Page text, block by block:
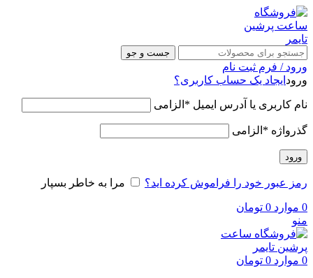
جست و جو
ورود / فرم ثبت نام
ورود ایجاد یک حساب کاربری؟
نام کاربری یا آدرس ایمیل * الزامی
گذرواژه * الزامی
ورود
رمز عبور خود را فراموش کرده اید؟ مرا به خاطر بسپار
0 موارد 0 تومان
منو
0 موارد 0 تومان